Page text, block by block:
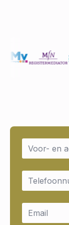
Name
Email
Email